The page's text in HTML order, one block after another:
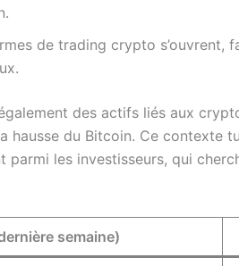
de trading crypto s’ouvrent,
des actifs liés aux
hausse du Bitcoin. Ce contexte
les investisseurs, qui
semaine)